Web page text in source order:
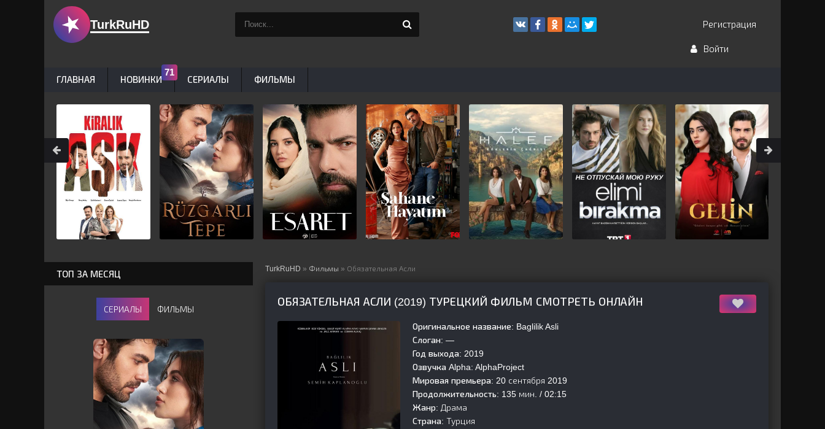
TurkRuHD » Фильмы » Обязательная Асли
ОБЯЗАТЕЛЬНАЯ АСЛИ (2019) ТУРЕЦКИЙ ФИЛЬМ СМОТРЕТЬ ОНЛАЙН
Оригинальное название: Baglilik Asli
Слоган: —
Год выхода: 2019
Озвучка Alpha: AlphaProject
Мировая премьера: 20 сентября 2019
Продолжительность: 135 мин. / 02:15
Жанр: Драма
Страна: Турция
ТОП ЗА МЕСЯЦ
СЕРИАЛЫ ФИЛЬМЫ
TurkRuHD Регистрация
Войти
ГЛАВНАЯ НОВИНКИ СЕРИАЛЫ ФИЛЬМЫ